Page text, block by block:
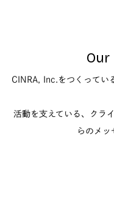
CINRA, Inc.をつくってい
活動を支えている、クラ
らのメ